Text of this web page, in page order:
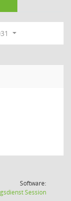
Software:
Session(Wird in